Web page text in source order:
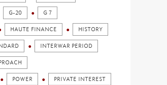
G-20 G 7
HAUTE FINANCE HISTORY
INTERWAR PERIOD
POWER PRIVATE INTEREST